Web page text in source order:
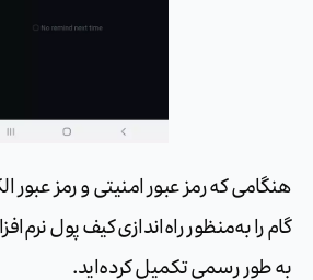
هنگامی که رمز عبور امنیتی و رمز عبور
به طور رسمی تکمیل کرده‌اید.